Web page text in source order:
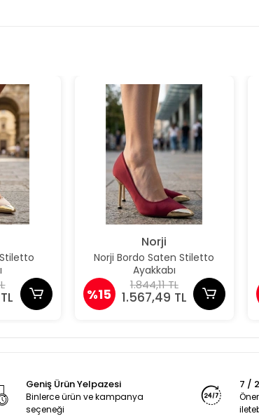
Norji
Norji Bordo Saten Stiletto
Ayakkabı
%15
1.844,11 TL
1.567,49 TL
Geniş Ürün Yelpazesi
Binlerce ürün ve kampanya
seçeneği
7 /